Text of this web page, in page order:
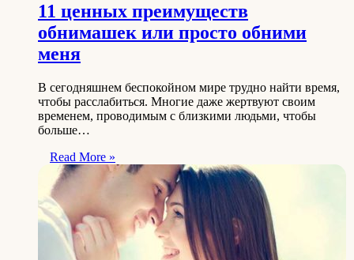
11 ценных преимуществ
обнимашек или просто обними
меня
В сегодняшнем беспокойном мире трудно найти время,
чтобы расслабиться. Многие даже жертвуют своим
временем, проводимым с близкими людьми, чтобы
больше…
Read More »